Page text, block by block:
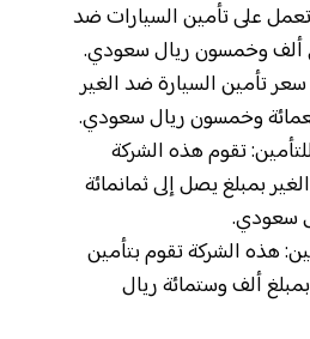
على تأمين السيارات ضد
ألف وخمسون ريال سعودي.
تأمين السيارة ضد الغير
وخمسون ريال سعودي.
تقوم هذه الشركة
بمبلغ يصل إلى ثمانمائة
سعودي.
هذه الشركة تقوم بتأمين
ألف وستمائة ريال